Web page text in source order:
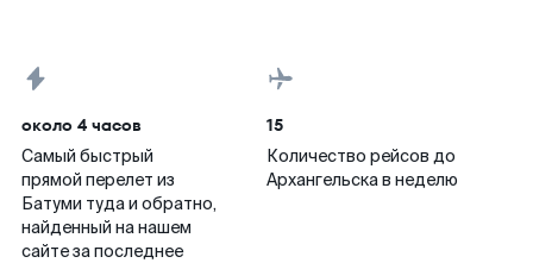
около 4 часов
Самый быстрый
прямой перелет из
Батуми туда и обратно,
найденный на нашем
сайте за последнее
15
Количество рейсов до
Архангельска в неделю